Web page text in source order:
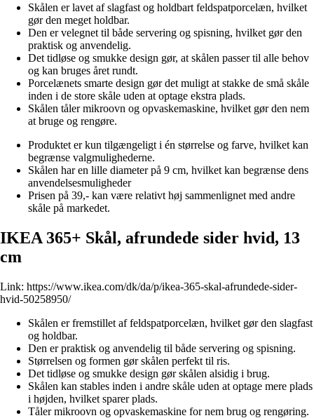
Skålen er lavet af slagfast og holdbart feldspatporcelæn, hvilket
gør den meget holdbar.
Den er velegnet til både servering og spisning, hvilket gør den
praktisk og anvendelig.
Det tidløse og smukke design gør, at skålen passer til alle behov
og kan bruges året rundt.
Porcelænets smarte design gør det muligt at stakke de små skåle
inden i de store skåle uden at optage ekstra plads.
Skålen tåler mikroovn og opvaskemaskine, hvilket gør den nem
at bruge og rengøre.
Produktet er kun tilgængeligt i én størrelse og farve, hvilket kan
begrænse valgmulighederne.
Skålen har en lille diameter på 9 cm, hvilket kan begrænse dens
anvendelsesmuligheder
Prisen på 39,- kan være relativt høj sammenlignet med andre
skåle på markedet.
IKEA 365+ Skål, afrundede sider hvid, 13
cm
Link: https://www.ikea.com/dk/da/p/ikea-365-skal-afrundede-sider-
hvid-50258950/
Skålen er fremstillet af feldspatporcelæn, hvilket gør den slagfast
og holdbar.
Den er praktisk og anvendelig til både servering og spisning.
Størrelsen og formen gør skålen perfekt til ris.
Det tidløse og smukke design gør skålen alsidig i brug.
Skålen kan stables inden i andre skåle uden at optage mere plads
i højden, hvilket sparer plads.
Tåler mikroovn og opvaskemaskine for nem brug og rengøring.